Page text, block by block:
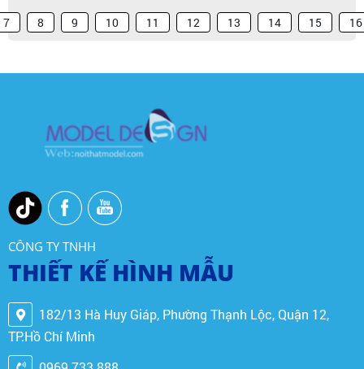
7 8 9 10 11 12 13 14 15 16
CÔNG TY TNHH
THIẾT KẾ HÌNH MẪU
182/13 Hà Huy Giáp, Phường Thạnh Lộc, Quận 12,
TP.Hồ Chí Minh